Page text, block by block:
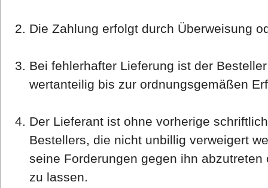
Die Zahlung erfolgt durch Überweisung
Bei fehlerhafter Lieferung ist der
wertanteilig bis zur ordnungsgemäßen
Der Lieferant ist ohne vorherige
Bestellers, die nicht unbillig verweigert
seine Forderungen gegen ihn
zu lassen.